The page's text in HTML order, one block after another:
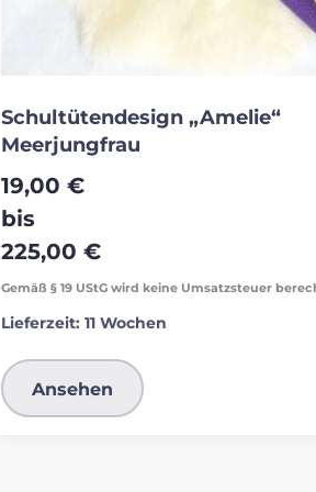
Schultütendesign „Amelie“
Meerjungfrau
19,00€
bis
225,00€
Gemäß § 19 UStG wird keine Umsatzsteuer
Lieferzeit:11 Wochen
Ansehen